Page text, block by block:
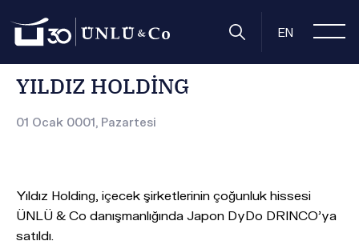
EN
Anasayfa Basın Odası Basın Bültenleri YILDIZ HOLDİNG
YILDIZ HOLDİNG
01 Ocak 0001, Pazartesi
Yıldız Holding, içecek şirketlerinin çoğunluk hissesi
ÜNLÜ & Co danışmanlığında Japon DyDo DRINCO'ya
satıldı.